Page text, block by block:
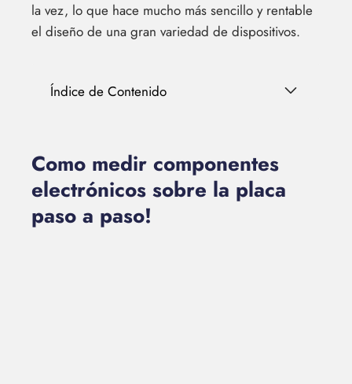
la vez, lo que hace mucho más sencillo y rentable
el diseño de una gran variedad de dispositivos.
Índice de Contenido
Como medir componentes
electrónicos sobre la placa
paso a paso!